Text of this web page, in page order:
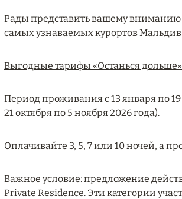
Рады представить вашему
самых узнаваемых курортов
Выгодные тарифы «Останься дольше»
Период проживания с 13 января по 19
21 октября по 5 ноября 2026 года).
Оплачивайте 3, 5, 7 или 10 ночей, а
Важное условие: предложение
Private Residence. Эти категории